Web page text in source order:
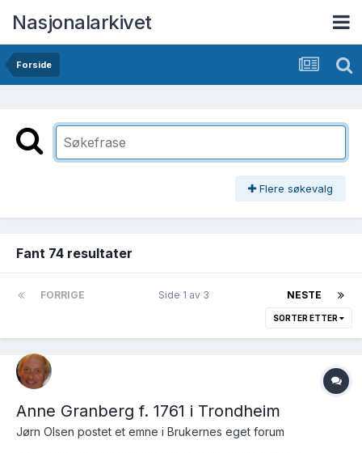
Nasjonalarkivet
Forside
Flere søkevalg
Fant 74 resultater
FORRIGE NESTE
Side 1 av 3
SORTER ETTER
Anne Granberg f. 1761 i Trondheim
Jørn Olsen postet et emne i Brukernes eget forum